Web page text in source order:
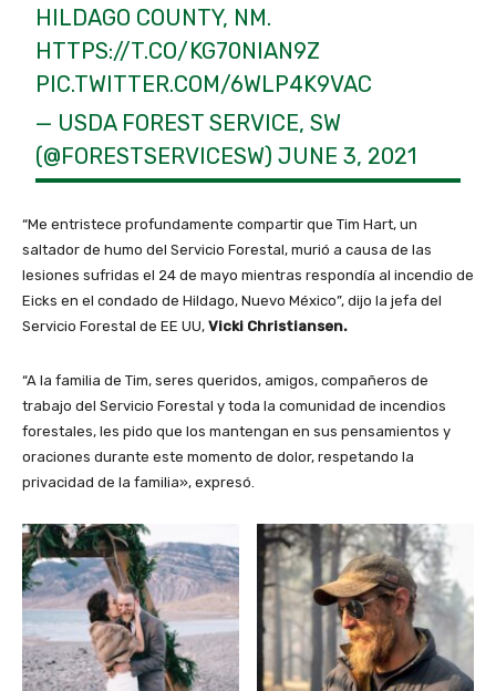
HILDAGO COUNTY, NM.
HTTPS://T.CO/KG70NIAN9Z
PIC.TWITTER.COM/6WLP4K9VAC
— USDA FOREST SERVICE, SW
(@FORESTSERVICESW)JUNE 3, 2021
“Me entristece profundamente compartir que Tim Hart, un
saltador de humo del Servicio Forestal, murió a causa de las
lesiones sufridas el 24 de mayo mientras respondía al incendio de
Eicks en el condado de Hildago, Nuevo México”, dijo la jefa del
Servicio Forestal de EE UU, Vicki Christiansen.
“A la familia de Tim, seres queridos, amigos, compañeros de
trabajo del Servicio Forestal y toda la comunidad de incendios
forestales, les pido que los mantengan en sus pensamientos y
oraciones durante este momento de dolor, respetando la
privacidad de la familia», expresó.